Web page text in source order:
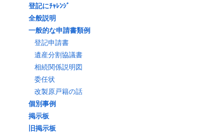
登記にﾁｬﾚﾝｼﾞ
全般説明
一般的な申請書類例
登記申請書
遺産分割協議書
相続関係説明図
委任状
改製原戸籍の話
個別事例
掲示板
旧掲示板